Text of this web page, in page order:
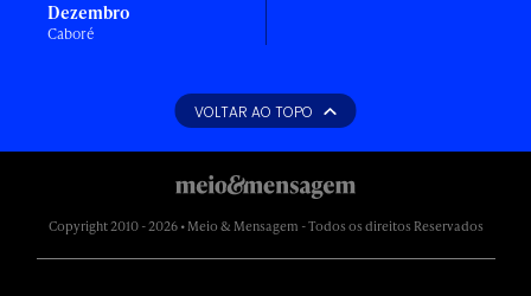
Dezembro
Caboré
VOLTAR AO TOPO
Copyright 2010 - 2026 • Meio & Mensagem - Todos os direitos Reservados